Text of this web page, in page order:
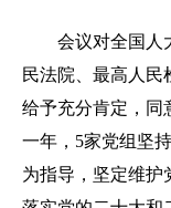
会议对全国人大
民法院、最高人民
给予充分肯定，同
一年，5家党组坚
为指导，坚定维护